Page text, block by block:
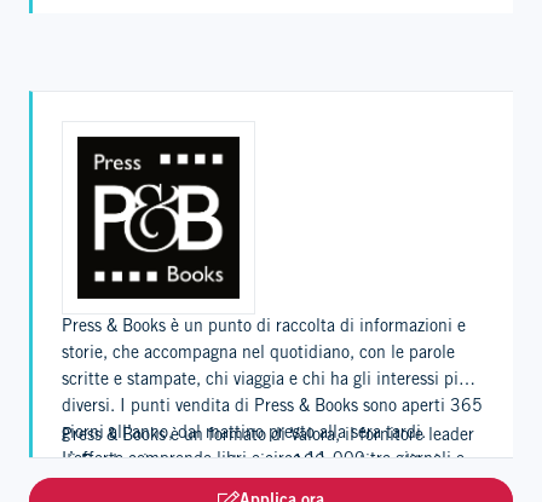
Press & Books è un punto di raccolta di informazioni e
storie, che accompagna nel quotidiano, con le parole
scritte e stampate, chi viaggia e chi ha gli interessi più
diversi. I punti vendita di Press & Books sono aperti 365
giorni all’anno, dal mattino presto alla sera tardi.
L’offerta comprende libri e circa 11.000 tra giornali e
riviste da oltre 30 Paesi, in 21 lingue. Nel negozio
Press & Books è un formato di Valora, il fornitore leader
di Foodvenience, e conta circa 190 punti vendita in
Germania, in Svizzera, in Austria e nel Lussemburgo.